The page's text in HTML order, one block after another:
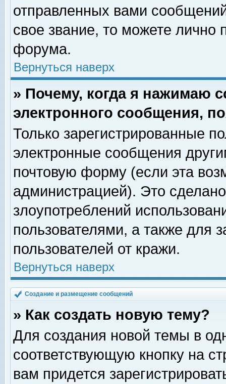
отправленных вами
свое звание, то можете лично
форума.
Вернуться наверх
» Почему, когда я нажимаю
электронного сообщения,
Только зарегистрированные
электронные сообщения
почтовую форму (если эта
администрацией). Это
злоупотреблений
пользователями, а также для
пользователей от кражи.
Вернуться наверх
Создание и размещение сообщений
» Как создать новую тему?
Для создания новой темы в
соответствующую кнопку на
вам придется